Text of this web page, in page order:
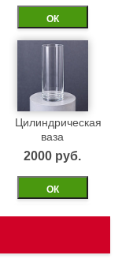
ОК
Цилиндрическая
ваза
2000 pуб.
ОК